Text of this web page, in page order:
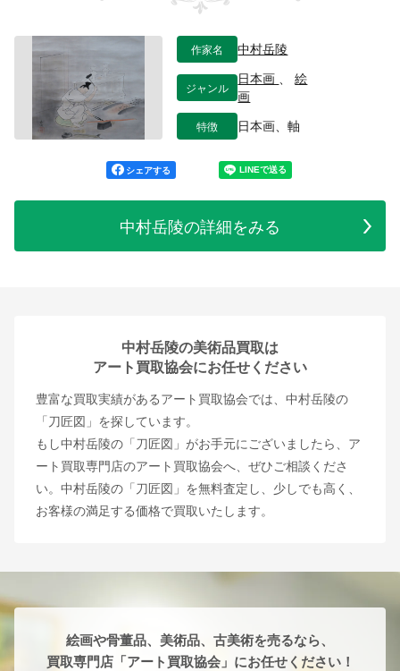
作家名 中村岳陵
ジャンル
日本画 、絵
画
特徴 日本画、軸
シェアする
中村岳陵の詳細をみる
中村岳陵の美術品買取は
アート買取協会にお任せください
豊富な買取実績があるアート買取協会では、中村岳陵の
「刀匠図」を探しています。
もし中村岳陵の「刀匠図」がお手元にございましたら、ア
ート買取専門店のアート買取協会へ、ぜひご相談くださ
い。中村岳陵の「刀匠図」を無料査定し、少しでも高く、
お客様の満足する価格で買取いたします。
絵画や骨董品、美術品、古美術を売るなら、
買取専門店「アート買取協会」にお任せください！